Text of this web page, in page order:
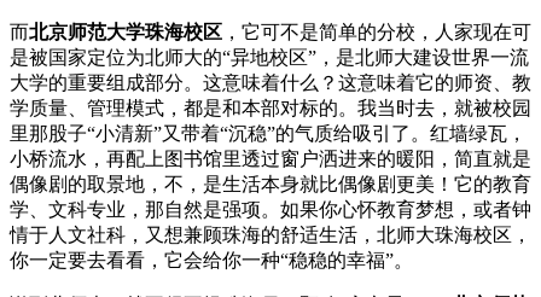
而北京师范大学珠海校区 ，它可不是简单的分校，人家现在可
是被国家定位为北师大的“异地校区”，是北师大建设世界一流
大学的重要组成部分。这意味着什么？这意味着它的师资、教
学质量、管理模式，都是和本部对标的。我当时去，就被校园
里那股子“小清新”又带着“沉稳”的气质给吸引了。红墙绿瓦，
小桥流水，再配上图书馆里透过窗户洒进来的暖阳，简直就是
偶像剧的取景地，不，是生活本身就比偶像剧更美！它的教育
学、文科专业，那自然是强项。如果你心怀教育梦想，或者钟
情于人文社科，又想兼顾珠海的舒适生活，北师大珠海校区，
你一定要去看看，它会给你一种“稳稳的幸福”。